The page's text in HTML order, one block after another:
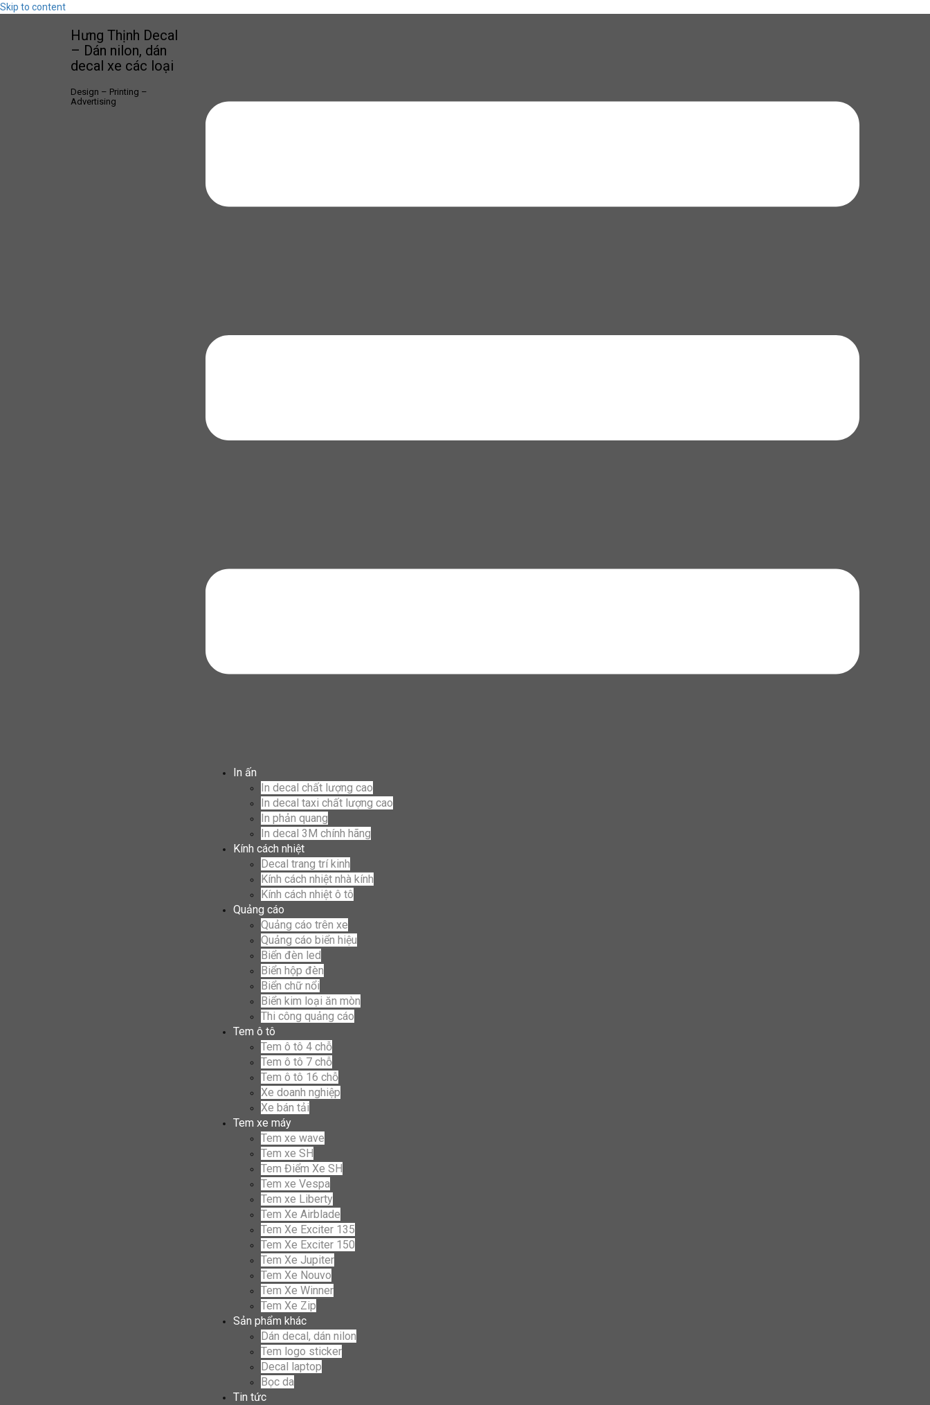
Skip to content
Hưng Thịnh Decal
– Dán nilon, dán
decal xe các loại
Design – Printing –
Advertising
In ấn
In decal chất lượng cao
In decal taxi chất lượng cao
In phản quang
In decal 3M chính hãng
Kính cách nhiệt
Decal trang trí kinh
Kính cách nhiệt nhà kính
Kính cách nhiệt ô tô
Quảng cáo
Quảng cáo trên xe
Quảng cáo biển hiệu
Biển đèn led
Biển hộp đèn
Biển chữ nổi
Biển kim loại ăn mòn
Thi công quảng cáo
Tem ô tô
Tem ô tô 4 chỗ
Tem ô tô 7 chỗ
Tem ô tô 16 chỗ
Xe doanh nghiệp
Xe bán tải
Tem xe máy
Tem xe wave
Tem xe SH
Tem Điểm Xe SH
Tem xe Vespa
Tem xe Liberty
Tem Xe Airblade
Tem Xe Exciter 135
Tem Xe Exciter 150
Tem Xe Jupiter
Tem Xe Nouvo
Tem Xe Winner
Tem Xe Zip
Sản phẩm khác
Dán decal, dán nilon
Tem logo sticker
Decal laptop
Bọc da
Tin tức